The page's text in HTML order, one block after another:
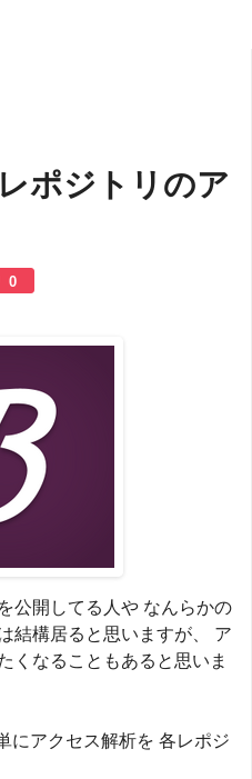
ポジトリのア
0
公開してる人や なんらかの
結構居ると思いますが、 ア
くなることもあると思いま
にアクセス解析を 各レポジ